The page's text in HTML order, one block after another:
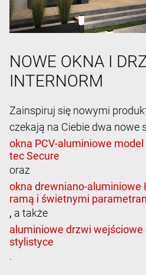
NOWE OKNA I
INTERNORM
Zainspiruj się nowymi
czekają na Ciebie dwa nowe
oraz
, a także
.